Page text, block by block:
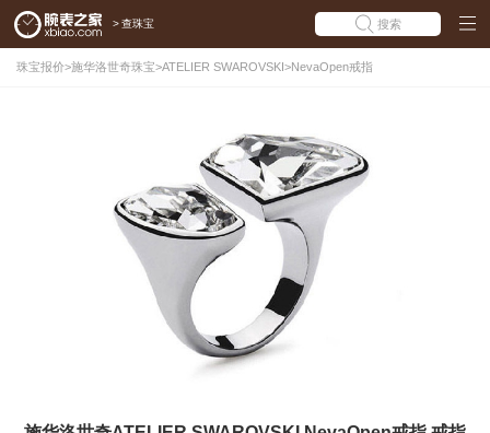
> 查珠宝 搜索
珠宝报价>施华洛世奇珠宝>ATELIER SWAROVSKI>NevaOpen戒指